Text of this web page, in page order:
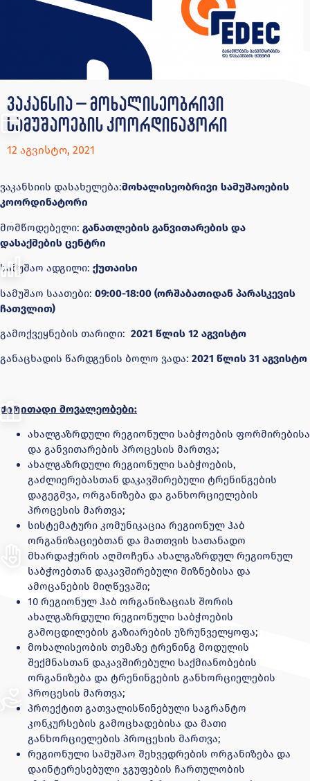
ვაკანსია – მოხალისეობრივი
სამუშაოების კოორდინატორი
12 აგვისტო, 2021
ვაკანსიის დასახელება:მოხალისეობრივი სამუშაოების
კოორდინატორი
მომწოდებელი: განათლების განვითარების და
დასაქმების ცენტრი
სამუშაო ადგილი: ქუთაისი
სამუშაო საათები: 09:00-18:00 (ორშაბათიდან პარასკევის
ჩათვლით)
გამოქვეყნების თარიღი: 2021 წლის 12 აგვისტო
განაცხადის წარდგენის ბოლო ვადა: 2021 წლის 31 აგვისტო
ძირითადი მოვალეობები:
ახალგაზრდული რეგიონული საბჭოების ფორმირებისა
და განვითარების პროცესის მართვა;
ახალგაზრდული რეგიონული საბჭოების,
გაძლიერებასთან დაკავშირებული ტრენინგების
დაგეგმვა, ორგანიზება და განხორციელების
პროცესის მართვა;
სისტემატური კომუნიკაცია რეგიონულ ჰაბ
ორგანიზაციებთან და მათთვის სათანადო
მხარდაჭერის აღმოჩენა ახალგაზრდულ რეგიონულ
საბჭოებთან დაკავშირებული მიზნებისა და
ამოცანების მიღწევაში;
10 რეგიონულ ჰაბ ორგანიზაციას შორის
ახალგაზრდული რეგიონული საბჭოების
გამოცდილების გაზიარების უზრუნველყოფა;
მოხალისეობის თემაზე ტრენინგ მოდულის
შექმნასთან დაკავშირებული საქმიანობების
ორგანიზება და ტრენინგების განხორციელების
პროცესის მართვა;
პროექტით გათვალისწინებული საგრანტო
კონკურსების გამოცხადებისა და მათი
განხორციელების პროცესის მართვა;
რეგიონული სამუშაო შეხვედრების ორგანიზება და
დაინტერესებული ჯგუფების ჩართულობის